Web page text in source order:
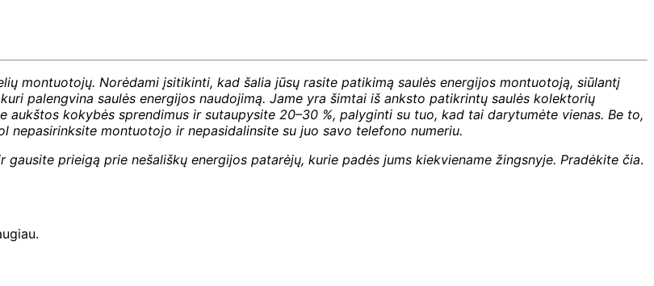
montuotojų. Norėdami įsitikinti, kad šalia jūsų rasite patikimą saulės energijos montuotoją, siūlantį
palengvina saulės energijos naudojimą. Jame yra šimtai iš anksto patikrintų saulės kolektorių
kokybės sprendimus ir sutaupysite 20–30 %, palyginti su tuo, kad tai darytumėte vienas. Be to,
montuotojo ir nepasidalinsite su juo savo telefono numeriu.
prieigą prie nešališkų energijos patarėjų, kurie padės jums kiekviename žingsnyje. Pradėkite čia.